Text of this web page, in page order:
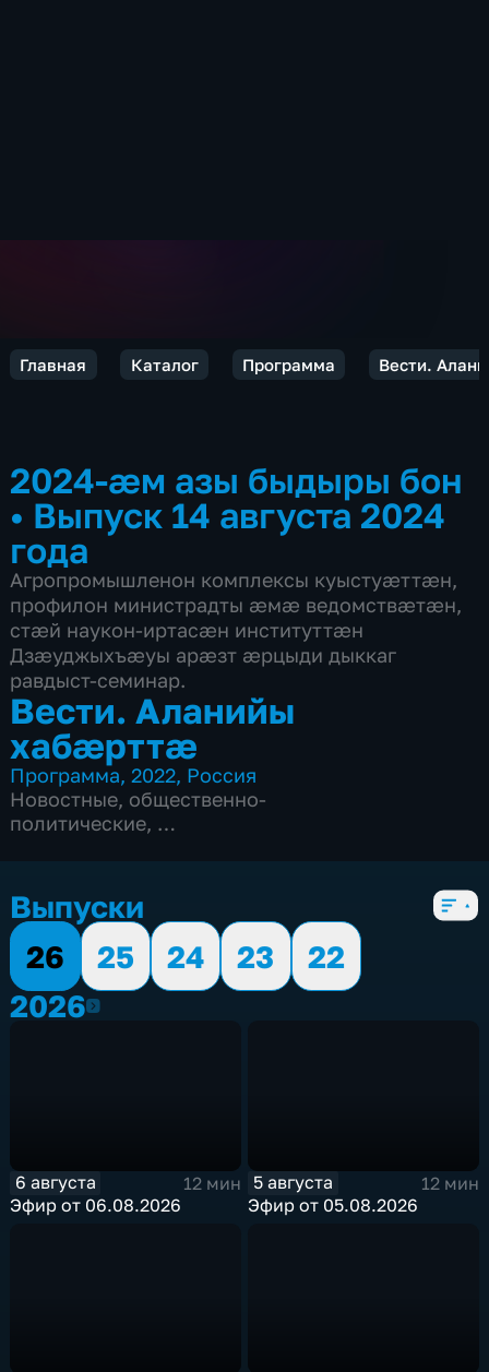
Главная Каталог Программа Вести.
2024-æм азы быдыры бон
• Выпуск 14 августа 2024
года
Агропромышленон комплексы куыстуæттæн,
профилон министрадты æмæ ведомствæтæн,
стæй наукон-иртасæн институттæн
Дзæуджыхъæуы арæзт æрцыди дыккаг
равдыст-семинар.
Вести. Аланийы
хабæрттæ
Программа,2022, Россия
Новостные, общественно-
политические,
Выпуски
26
25 24 23
22
20262026
6 августа
12 мин
Эфир от 06.08.2026
5 августа
12 мин
Эфир от 05.08.2026